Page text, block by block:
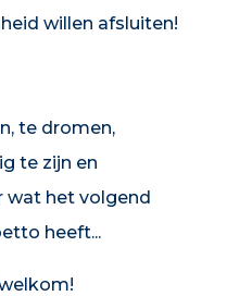
willen afsluiten!
te dromen,
te zijn en
wat het volgend
heeft...